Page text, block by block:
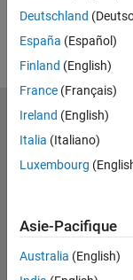
View more related
Deutschland
España (Español)
Finland (English)
France (Français)
Ireland (English)
Italia (Italiano)
Luxembourg
Asie-Pacifique
Australia (English)
MathWorks
Accelerating the pace
Découvrir les produits